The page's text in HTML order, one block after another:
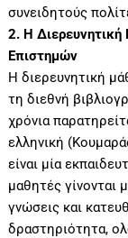
συνειδητούς
2. Η
Επιστημών
Η διερευνητική
τη διεθνή
χρόνια
ελληνική
είναι μία
μαθητές γίνονται
γνώσεις και
δραστηριότητα,